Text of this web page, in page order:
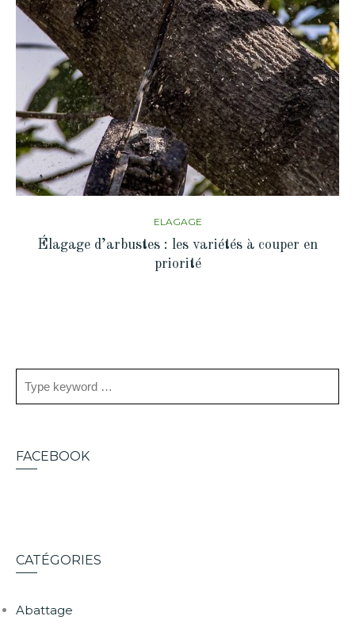
ELAGAGE
Élagage d’arbustes : les variétés à couper en
priorité
FACEBOOK
CATÉGORIES
Abattage